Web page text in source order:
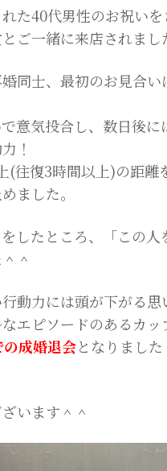
た40代男性のお祝いを
ご一緒に来店されまし
同士、最初のお見合
意気投合し、数日後
！
(往復3時間以上)の距離
ました。
したところ、「この
＾
動力には頭が下がる思
エピソードのあるカッ
の成婚退会となりました
います＾＾